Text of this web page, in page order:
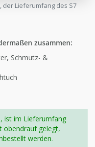
der Lieferumfang des S7
zusammen:
Schmutz- &
ist im Lieferumfang
obendrauf gelegt,
werden.